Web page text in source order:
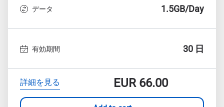
データ 1.5GB/Day
有効期間 30 日
詳細を見る EUR66.00